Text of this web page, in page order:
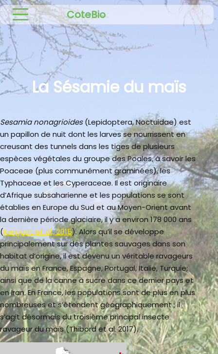
CoteBio
La Sésamie du maïs
Sesamia nonagrioides(Lepidoptera, Noctuidae) est
un papillon de nuit dont les larves se nourrissent en
creusant des tunnels dans les tiges de plusieurs
espèces végétales du groupe des Poales, à savoir les
Poaceae (plus communément graminées), les
Typhaceae et les Cyperaceae. Il est originaire
d’Afrique subsaharienne et les populations se sont
établies en Europe du Sud et au Moyen-Orient avant
la dernière période glaciaire, il y a environ 178 000 ans
(Kergoat et al., 2015). Alors qu’il se développe
principalement sur des plantes sauvages dans son
habitat d’origine, il est devenu un véritable ravageurs
du maïs en France, Espagne, Portugal, Italie, Turquie;
ainsi que de la canne à sucre dans ce dernier pays et
en Iran. En France, les populations sont de plus en plus
nombreuses et s’étendent géographiquement ; il
s’agit désormais du troisième principal insecte
ravageur du maïs (Thibord et al. 2017).